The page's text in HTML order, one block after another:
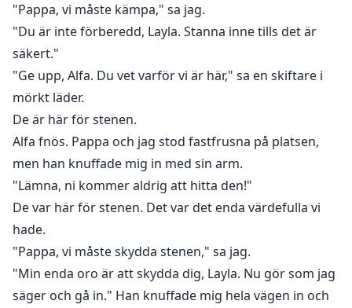
"Pappa, vi måste kämpa," sa jag.
"Du är inte förberedd, Layla. Stanna inne tills det är
säkert."
"Ge upp, Alfa. Du vet varför vi är här," sa en skiftare i
mörkt läder.
De är här för stenen.
Alfa fnös. Pappa och jag stod fastfrusna på platsen,
men han knuffade mig in med sin arm.
"Lämna, ni kommer aldrig att hitta den!"
De var här för stenen. Det var det enda värdefulla vi
hade.
"Pappa, vi måste skydda stenen," sa jag.
"Min enda oro är att skydda dig, Layla. Nu gör som jag
säger och gå in." Han knuffade mig hela vägen in och